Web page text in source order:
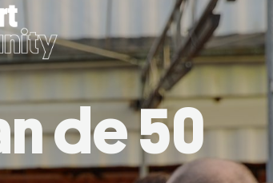
de 50